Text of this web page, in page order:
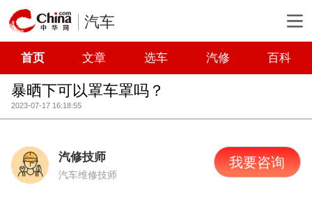
汽车
首页 文章 选车 汽修 百科
暴晒下可以罩车罩吗？
2023-07-17 16:18:55
汽修技师
汽车维修技师
我要咨询